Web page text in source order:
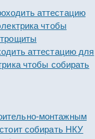
аттестацию для
чтобы собирать